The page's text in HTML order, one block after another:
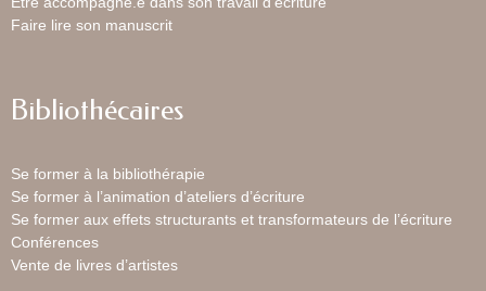
Faire lire son manuscrit
Bibliothécaires
Se former à la bibliothérapie
Se former à l’animation d’ateliers d’écriture
Se former aux effets structurants et transformateurs de l’écriture
Conférences
Vente de livres d’artistes